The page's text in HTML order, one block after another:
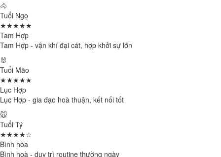
🐴
Tuổi Ngọ
★★★★★
Tam Hợp
Tam Hợp - vận khí đại cát, hợp khởi sự lớn
🐰
Tuổi Mão
★★★★★
Lục Hợp
Lục Hợp - gia đạo hoà thuận, kết nối tốt
🐭
Tuổi Tý
★★★★☆
Bình hòa
Bình hoà - duy trì routine thường ngày